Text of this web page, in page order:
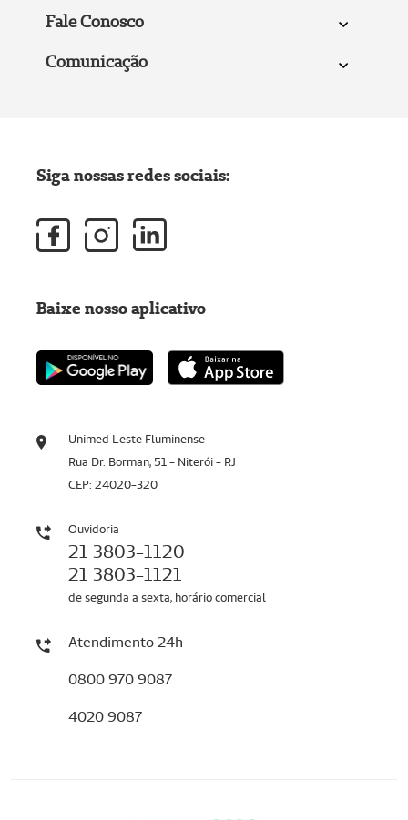
Fale Conosco
Comunicação
Unimed Leste Fluminense
Rua Dr. Borman, 51 - Niterói - RJ
CEP: 24020-320
Ouvidoria
21 3803-1120
21 3803-1121
de segunda a sexta, horário comercial
Atendimento 24h
0800 970 9087
4020 9087
Siga nossas redes sociais:
Baixe nosso aplicativo